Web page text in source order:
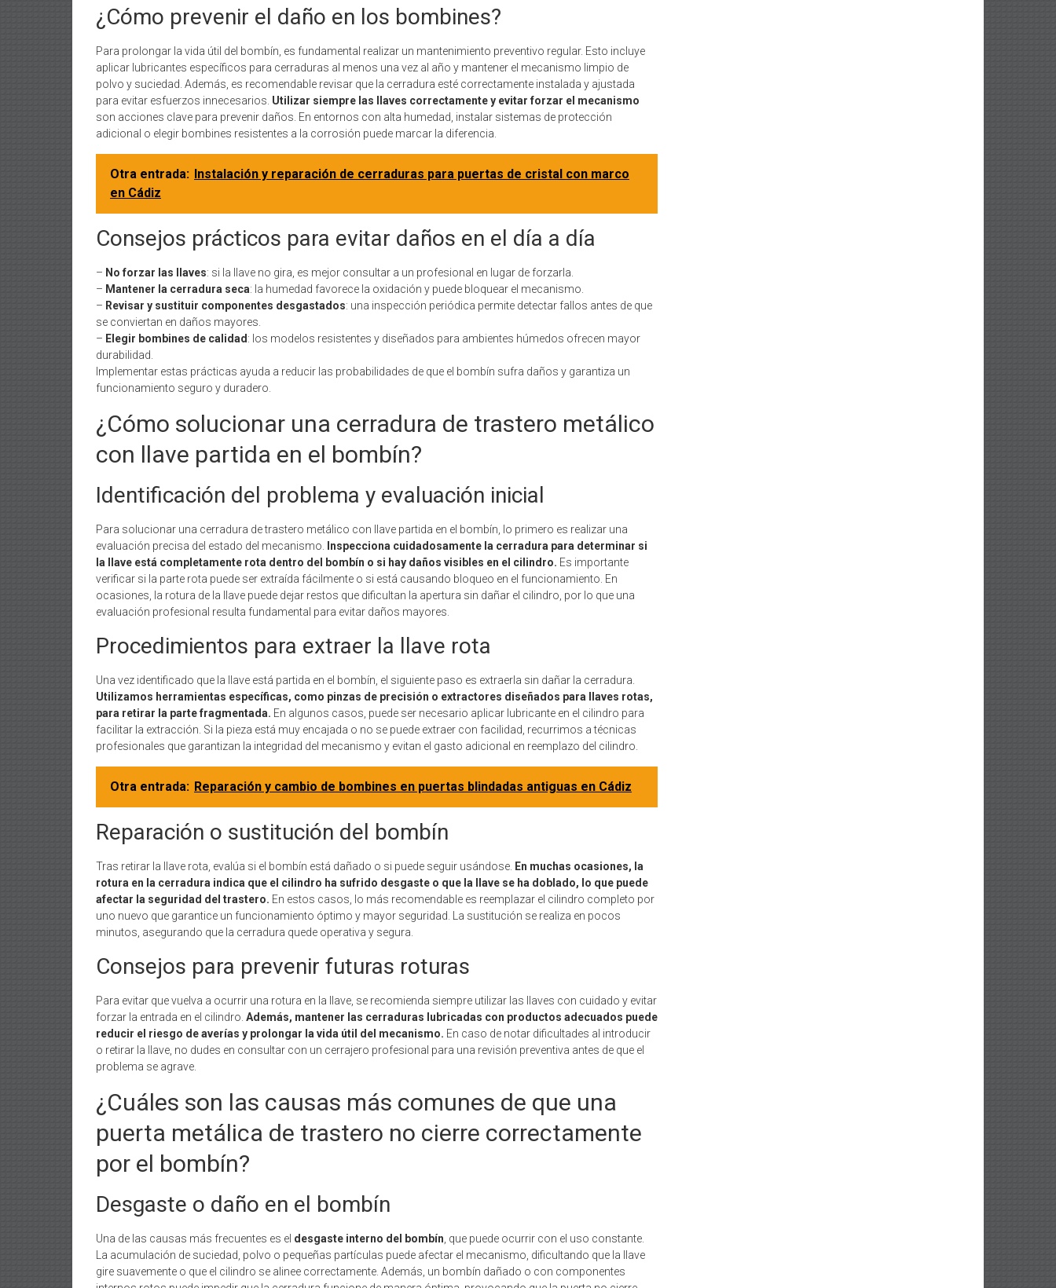
¿Cómo prevenir el daño en los bombines?
Para prolongar la vida útil del bombín, es fundamental realizar un mantenimiento preventivo regular. Esto incluye
aplicar lubricantes específicos para cerraduras al menos una vez al año y mantener el mecanismo limpio de
polvo y suciedad. Además, es recomendable revisar que la cerradura esté correctamente instalada y ajustada
para evitar esfuerzos innecesarios. Utilizar siempre las llaves correctamente y evitar forzar el mecanismo
son acciones clave para prevenir daños. En entornos con alta humedad, instalar sistemas de protección
adicional o elegir bombines resistentes a la corrosión puede marcar la diferencia.
Otra entrada: Instalación y reparación de cerraduras para puertas de cristal con marco
en Cádiz
Consejos prácticos para evitar daños en el día a día
– No forzar las llaves: si la llave no gira, es mejor consultar a un profesional en lugar de forzarla.
– Mantener la cerradura seca: la humedad favorece la oxidación y puede bloquear el mecanismo.
– Revisar y sustituir componentes desgastados: una inspección periódica permite detectar fallos antes de que
se conviertan en daños mayores.
– Elegir bombines de calidad : los modelos resistentes y diseñados para ambientes húmedos ofrecen mayor
durabilidad.
Implementar estas prácticas ayuda a reducir las probabilidades de que el bombín sufra daños y garantiza un
funcionamiento seguro y duradero.
¿Cómo solucionar una cerradura de trastero metálico
con llave partida en el bombín?
Identificación del problema y evaluación inicial
Para solucionar una cerradura de trastero metálico con llave partida en el bombín, lo primero es realizar una
evaluación precisa del estado del mecanismo.
Inspecciona cuidadosamente la cerradura para determinar si
la llave está completamente rota dentro del bombín o si hay daños visibles en el cilindro. Es importante
verificar si la parte rota puede ser extraída fácilmente o si está causando bloqueo en el funcionamiento. En
ocasiones, la rotura de la llave puede dejar restos que dificultan la apertura sin dañar el cilindro, por lo que una
evaluación profesional resulta fundamental para evitar daños mayores.
Procedimientos para extraer la llave rota
Una vez identificado que la llave está partida en el bombín, el siguiente paso es extraerla sin dañar la cerradura.
Utilizamos herramientas específicas, como pinzas de precisión o extractores diseñados para llaves rotas,
para retirar la parte fragmentada. En algunos casos, puede ser necesario aplicar lubricante en el cilindro para
facilitar la extracción. Si la pieza está muy encajada o no se puede extraer con facilidad, recurrimos a técnicas
profesionales que garantizan la integridad del mecanismo y evitan el gasto adicional en reemplazo del cilindro.
Otra entrada: Reparación y cambio de bombines en puertas blindadas antiguas en Cádiz
Reparación o sustitución del bombín
Tras retirar la llave rota, evalúa si el bombín está dañado o si puede seguir usándose. En muchas ocasiones, la
rotura en la cerradura indica que el cilindro ha sufrido desgaste o que la llave se ha doblado, lo que puede
afectar la seguridad del trastero. En estos casos, lo más recomendable es reemplazar el cilindro completo por
uno nuevo que garantice un funcionamiento óptimo y mayor seguridad. La sustitución se realiza en pocos
minutos, asegurando que la cerradura quede operativa y segura.
Consejos para prevenir futuras roturas
Para evitar que vuelva a ocurrir una rotura en la llave, se recomienda siempre utilizar las llaves con cuidado y evitar
forzar la entrada en el cilindro. Además, mantener las cerraduras lubricadas con productos adecuados puede
reducir el riesgo de averías y prolongar la vida útil del mecanismo. En caso de notar dificultades al introducir
o retirar la llave, no dudes en consultar con un cerrajero profesional para una revisión preventiva antes de que el
problema se agrave.
¿Cuáles son las causas más comunes de que una
puerta metálica de trastero no cierre correctamente
por el bombín?
Desgaste o daño en el bombín
Una de las causas más frecuentes es el desgaste interno del bombín , que puede ocurrir con el uso constante.
La acumulación de suciedad, polvo o pequeñas partículas puede afectar el mecanismo, dificultando que la llave
gire suavemente o que el cilindro se alinee correctamente. Además, un bombín dañado o con componentes